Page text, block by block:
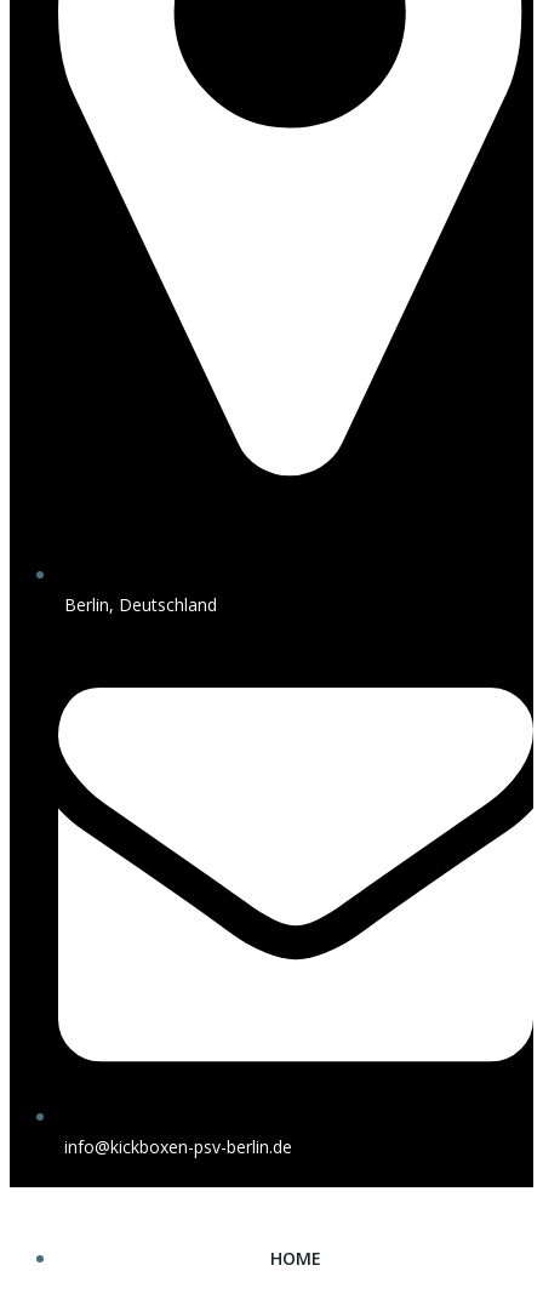
Berlin, Deutschland
info@kickboxen-psv-berlin.de
HOME